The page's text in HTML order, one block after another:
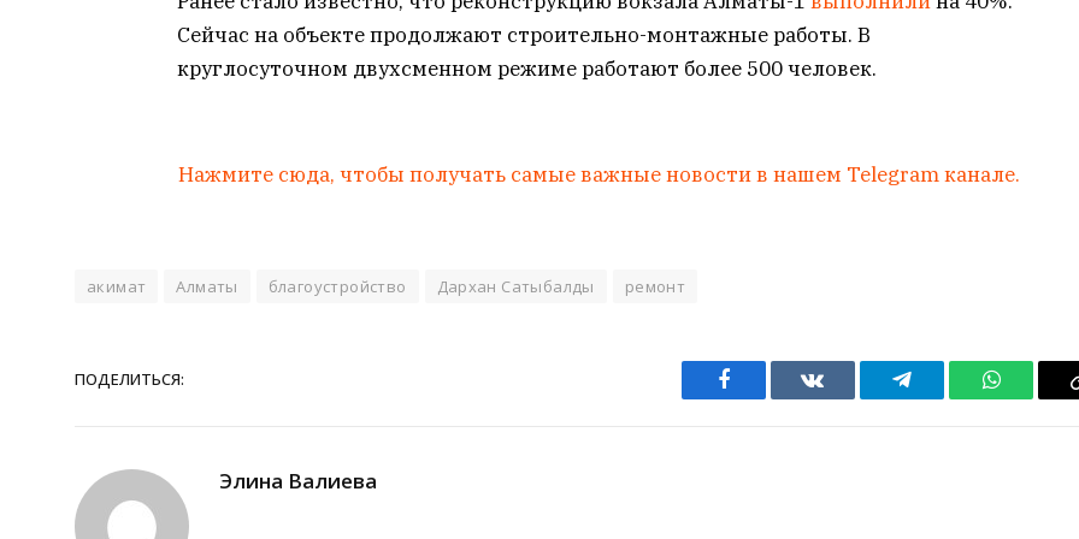
Сейчас на объекте продолжают строительно-монтажные работы. В
круглосуточном двухсменном режиме работают более 500 человек.
Нажмите сюда, чтобы получать самые важные новости в нашем Telegram канале.
акимат Алматы благоустройство Дархан Сатыбалды ремонт
ПОДЕЛИТЬСЯ:
Facebook VKontakteTelegram
Элина Валиева